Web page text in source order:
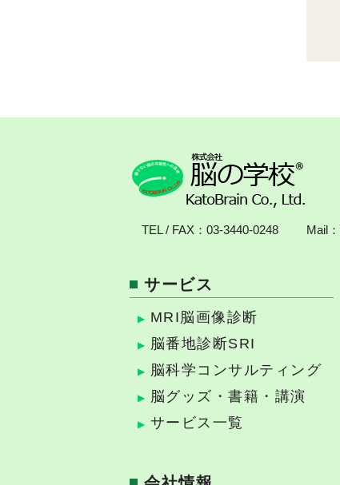
TEL / FAX： 03-3440-0248 Mail：
サービス
MRI脳画像診断
脳番地診断SRI
脳科学コンサルティング
脳グッズ・書籍・講演
サービス一覧